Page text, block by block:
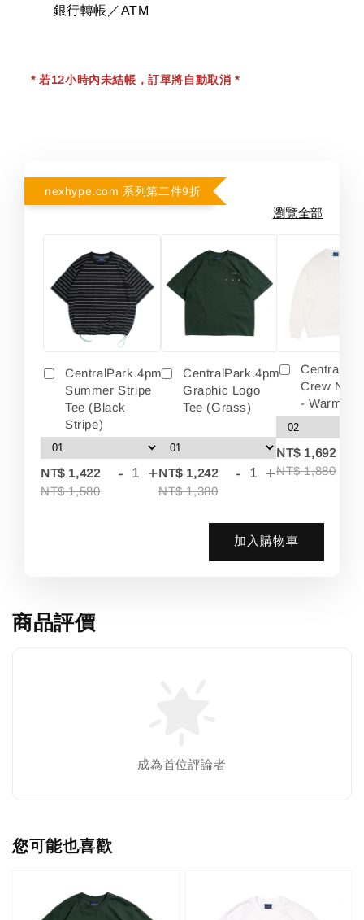
銀行轉帳／ATM
* 若12小時內未結帳，訂單將自動取消 *
nexhype.com 系列第二件9折
瀏覽全部
CentralPark.4pm
Summer Stripe
Tee (Black
Stripe)
NT$ 1,422
NT$ 1,580
- +
CentralPark.4pm
Graphic Logo
Tee (Grass)
NT$ 1,242
NT$ 1,380
- +
Crew
- Warm
NT$ 1,692
NT$ 1,880
加入購物車
商品評價
成為首位評論者
您可能也喜歡